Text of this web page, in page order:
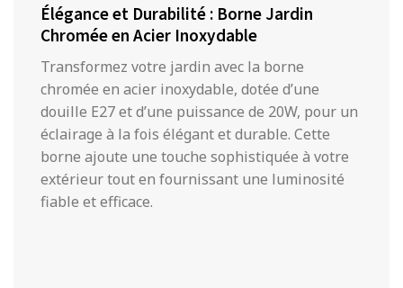
Élégance et Durabilité : Borne Jardin
Chromée en Acier Inoxydable
Transformez votre jardin avec la borne
chromée en acier inoxydable, dotée d’une
douille E27 et d’une puissance de 20W, pour un
éclairage à la fois élégant et durable. Cette
borne ajoute une touche sophistiquée à votre
extérieur tout en fournissant une luminosité
fiable et efficace.